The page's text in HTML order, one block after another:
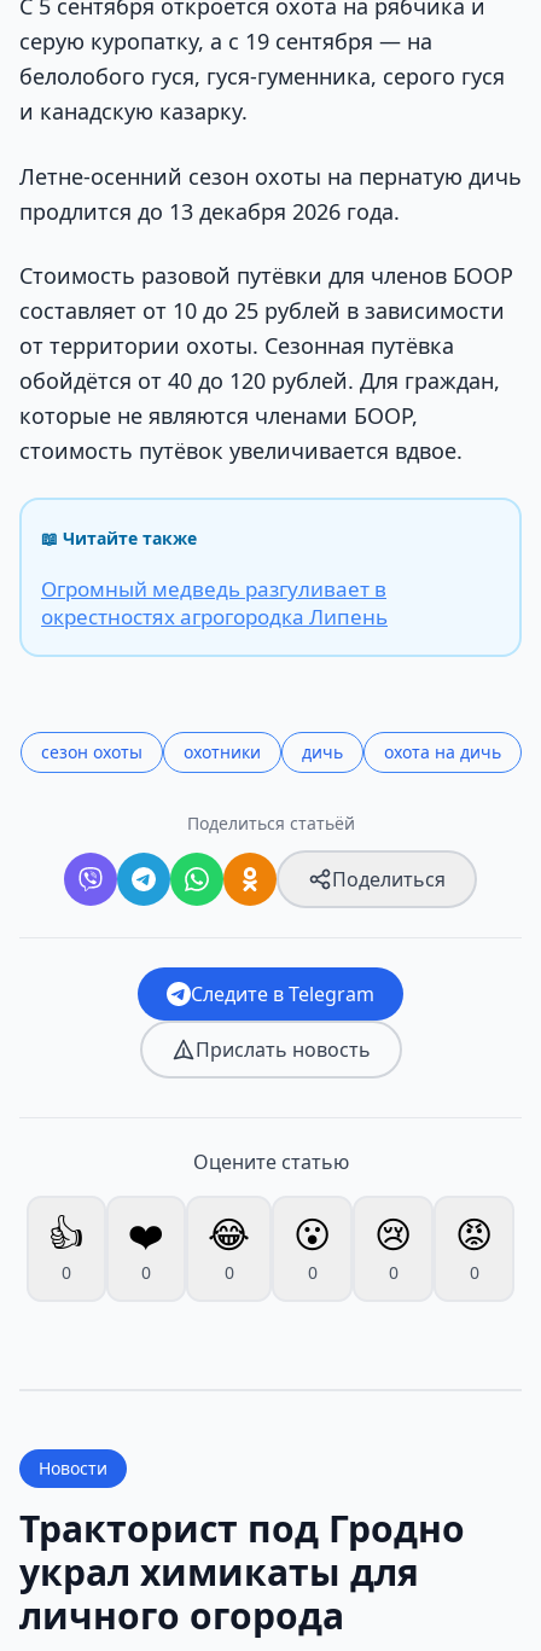
С 5 сентября откроется охота на рябчика и
серую куропатку, а с 19 сентября — на
белолобого гуся, гуся-гуменника, серого гуся
и канадскую казарку.
Летне-осенний сезон охоты на пернатую дичь
продлится до 13 декабря 2026 года.
Стоимость разовой путёвки для членов БООР
составляет от 10 до 25 рублей в зависимости
от территории охоты. Сезонная путёвка
обойдётся от 40 до 120 рублей. Для граждан,
которые не являются членами БООР,
стоимость путёвок увеличивается вдвое.
📖 Читайте также
Огромный медведь разгуливает в
окрестностях агрогородка Липень
сезон охоты охотники дичь охота на дичь
Поделиться статьёй
Поделиться
Следите в Telegram
Прислать новость
Оцените статью
👍
0
❤️
0
😂
0
😮
0
😢
0
😡
0
Новости
Тракторист под Гродно
украл химикаты для
личного огорода